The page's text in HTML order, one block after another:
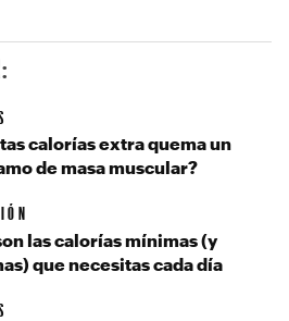
calorías extra quema un
de masa muscular?
las calorías mínimas (y
que necesitas cada día